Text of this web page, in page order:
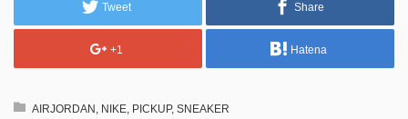
Tweet Share
+1 Hatena
AIRJORDAN , NIKE, PICKUP, SNEAKER